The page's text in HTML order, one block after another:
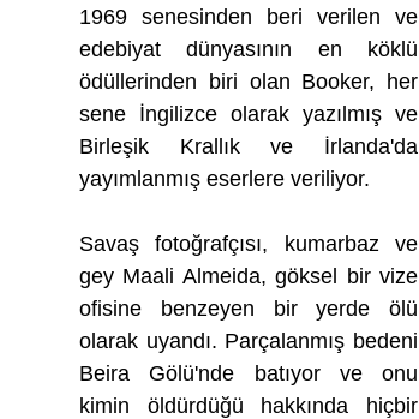
1969 senesinden beri verilen ve
edebiyat dünyasının en köklü
ödüllerinden biri olan Booker, her
sene İngilizce olarak yazılmış ve
Birleşik Krallık ve İrlanda'da
yayımlanmış eserlere veriliyor.
Savaş fotoğrafçısı, kumarbaz ve
gey Maali Almeida, göksel bir vize
ofisine benzeyen bir yerde ölü
olarak uyandı. Parçalanmış bedeni
Beira Gölü'nde batıyor ve onu
kimin öldürdüğü hakkında hiçbir